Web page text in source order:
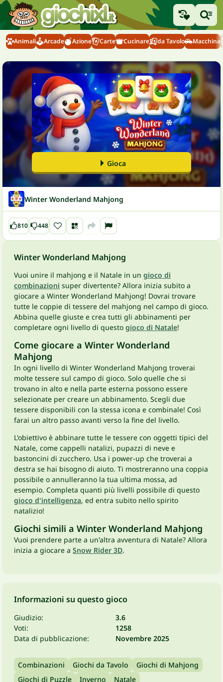
Animali Arcade Azione Carte Cucinare da Tavolo Macchina
Gioca
Winter Wonderland Mahjong
810 448
Winter Wonderland Mahjong
Vuoi unire il mahjong e il Natale in un gioco di
combinazioni super divertente? Allora inizia subito a
giocare a Winter Wonderland Mahjong! Dovrai trovare
tutte le coppie di tessere del mahjong nel campo di gioco.
Abbina quelle giuste e crea tutti gli abbinamenti per
completare ogni livello di questo gioco di Natale!
Come giocare a Winter Wonderland
Mahjong
In ogni livello di Winter Wonderland Mahjong troverai
molte tessere sul campo di gioco. Solo quelle che si
trovano in alto e nella parte esterna possono essere
selezionate per creare un abbinamento. Scegli due
tessere disponibili con la stessa icona e combinale! Così
farai un altro passo avanti verso la fine del livello.
L'obiettivo è abbinare tutte le tessere con oggetti tipici del
Natale, come cappelli natalizi, pupazzi di neve e
bastoncini di zucchero. Usa i power-up che troverai a
destra se hai bisogno di aiuto. Ti mostreranno una coppia
possibile o annulleranno la tua ultima mossa, ad
esempio. Completa quanti più livelli possibile di questo
gioco d'intelligenza, ed entra subito nello spirito
natalizio!
Giochi simili a Winter Wonderland Mahjong
Vuoi prendere parte a un'altra avventura di Natale? Allora
inizia a giocare a Snow Rider 3D.
Informazioni su questo gioco
Giudizio:
3.6
Voti:
1258
Data di pubblicazione:
Novembre 2025
Combinazioni Giochi da Tavolo
Giochi di Mahjong
Giochi di Puzzle
Inverno Natale